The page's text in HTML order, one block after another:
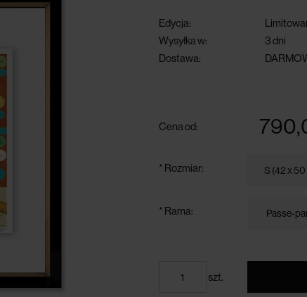
Edycja:
Wysyłka w:
3 dni
Dostawa:
Cena od:
* Rozmiar:
* Rama:
szt.